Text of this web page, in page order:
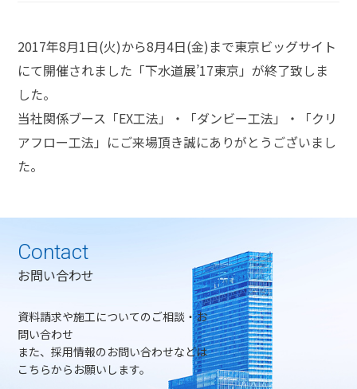
2017年8月1日(火)から8月4日(金)まで東京ビッグサイト
にて開催されました「下水道展’17東京」が終了致しま
した。
当社関係ブース「EX工法」・「ダンビー工法」・「クリ
アフロー工法」にご来場頂き誠にありがとうございまし
た。
Contact
お問い合わせ
資料請求や施工についてのご相談・お
問い合わせ
また、採用情報のお問い合わせなどは
こちらからお願いします。